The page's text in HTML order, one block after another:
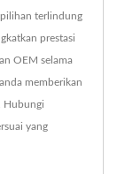
terlindung
prestasi
OEM selama
memberikan
Hubungi
yang